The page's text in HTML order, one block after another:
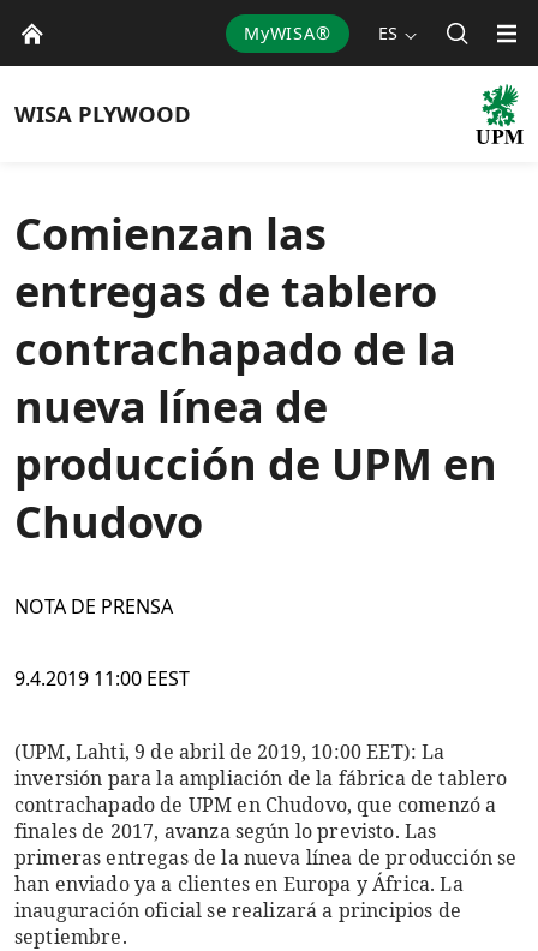
MyWISA® ES
WISA PLYWOOD
Comienzan las
entregas de tablero
contrachapado de la
nueva línea de
producción de UPM en
Chudovo
NOTA DE PRENSA
9.4.2019 11:00 EEST
(UPM, Lahti, 9 de abril de 2019, 10:00 EET): La
inversión para la ampliación de la fábrica de tablero
contrachapado de UPM en Chudovo, que comenzó a
finales de 2017, avanza según lo previsto. Las
primeras entregas de la nueva línea de producción se
han enviado ya a clientes en Europa y África. La
inauguración oficial se realizará a principios de
septiembre.